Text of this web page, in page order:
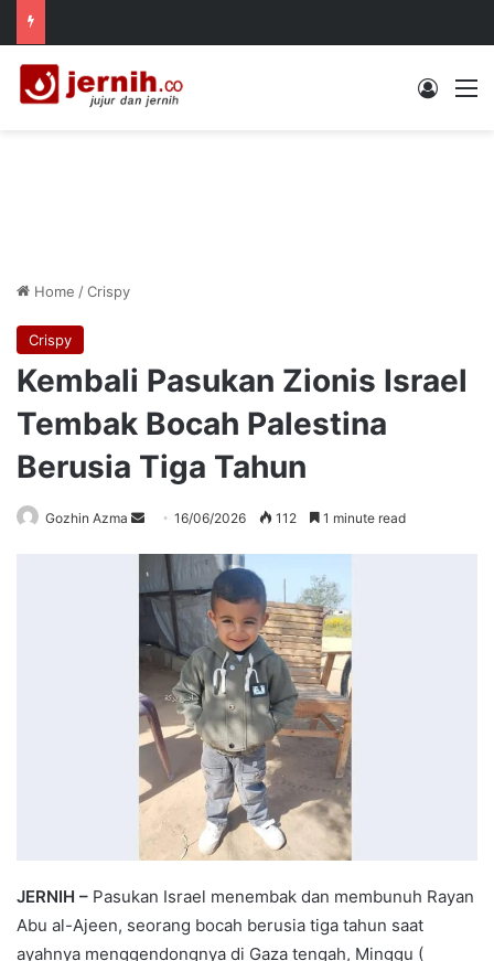
Log In
Home /Crispy
Crispy
Kembali Pasukan Zionis Israel
Tembak Bocah Palestina
Berusia Tiga Tahun
Gozhin Azma
Send
email
16/06/2026 112 1 minute read
JERNIH – Pasukan Israel menembak dan membunuh Rayan
Abu al-Ajeen, seorang bocah berusia tiga tahun saat
ayahnya menggendongnya di Gaza tengah, Minggu (